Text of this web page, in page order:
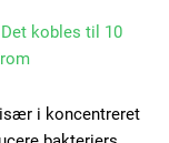
kobles til 10
i koncentreret